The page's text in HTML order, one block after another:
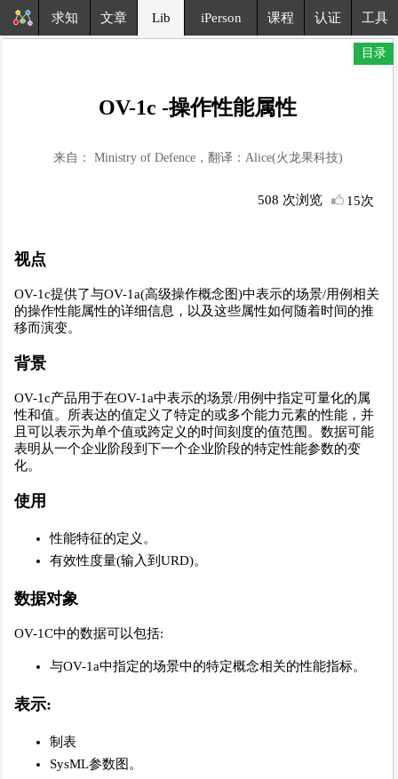
求知 文章 Lib iPerson 课程 认证 工具
目录
OV-1c -操作性能属性
来自： Ministry of Defence，翻译：Alice(火龙果科技)
508 次浏览 15次
视点
OV-1c提供了与OV-1a(高级操作概念图)中表示的场景/用例相关
的操作性能属性的详细信息，以及这些属性如何随着时间的推
移而演变。
背景
OV-1c产品用于在OV-1a中表示的场景/用例中指定可量化的属
性和值。所表达的值定义了特定的或多个能力元素的性能，并
且可以表示为单个值或跨定义的时间刻度的值范围。数据可能
表明从一个企业阶段到下一个企业阶段的特定性能参数的变
化。
使用
性能特征的定义。
有效性度量(输入到URD)。
数据对象
OV-1C中的数据可以包括:
与OV-1a中指定的场景中的特定概念相关的性能指标。
表示:
制表
SysML参数图。